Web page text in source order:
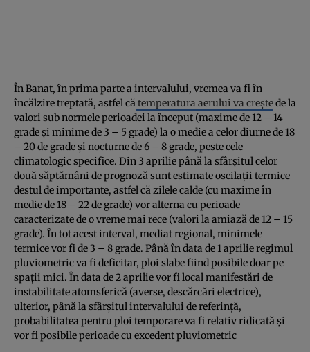
În Banat, în prima parte a intervalului, vremea va fi în
încălzire treptată, astfel cătemperatura aerului va creştede la
valori sub normele perioadei la început (maxime de 12 – 14
grade şi minime de 3 – 5 grade) la o medie a celor diurne de 18
– 20 de grade şi nocturne de 6 – 8 grade, peste cele
climatologic specifice. Din 3 aprilie până la sfârşitul celor
două săptămâni de prognoză sunt estimate oscilaţii termice
destul de importante, astfel că zilele calde (cu maxime în
medie de 18 – 22 de grade) vor alterna cu perioade
caracterizate de o vreme mai rece (valori la amiază de 12 – 15
grade). În tot acest interval, mediat regional, minimele
termice vor fi de 3 – 8 grade. Până în data de 1 aprilie regimul
pluviometric va fi deficitar, ploi slabe fiind posibile doar pe
spaţii mici. În data de 2 aprilie vor fi local manifestări de
instabilitate atomsferică (averse, descărcări electrice),
ulterior, până la sfârşitul intervalului de referinţă,
probabilitatea pentru ploi temporare va fi relativ ridicată şi
vor fi posibile perioade cu excedent pluviometric